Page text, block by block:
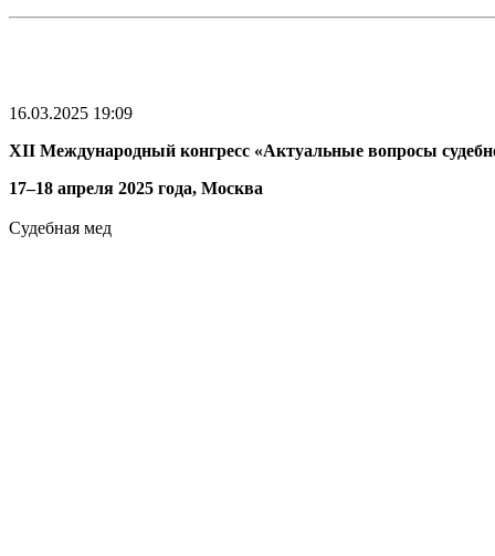
16.03.2025 19:09
XII Международный конгресс «Актуальные вопросы
17–18 апреля 2025 года, Москва
Судебная мед